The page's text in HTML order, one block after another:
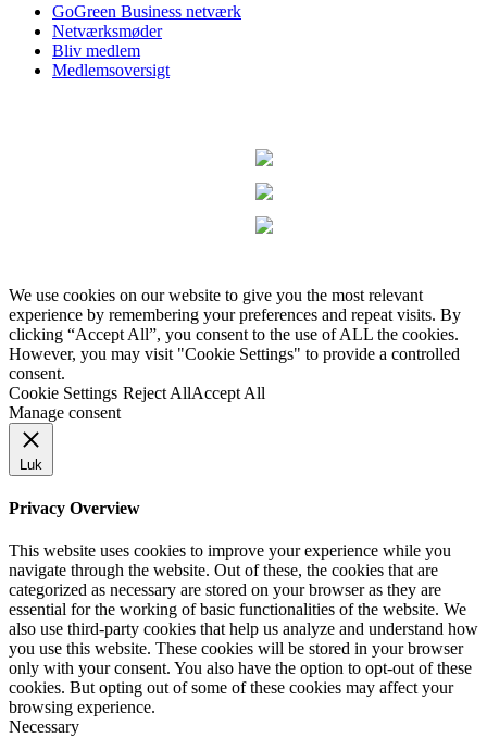
GoGreen Business netværk
Netværksmøder
Bliv medlem
Medlemsoversigt
We use cookies on our website to give you the most relevant
experience by remembering your preferences and repeat visits. By
clicking “Accept All”, you consent to the use of ALL the cookies.
However, you may visit "Cookie Settings" to provide a controlled
consent.
Cookie Settings Reject AllAccept All
Manage consent
Luk
Privacy Overview
This website uses cookies to improve your experience while you
navigate through the website. Out of these, the cookies that are
categorized as necessary are stored on your browser as they are
essential for the working of basic functionalities of the website. We
also use third-party cookies that help us analyze and understand how
you use this website. These cookies will be stored in your browser
only with your consent. You also have the option to opt-out of these
cookies. But opting out of some of these cookies may affect your
browsing experience.
Necessary